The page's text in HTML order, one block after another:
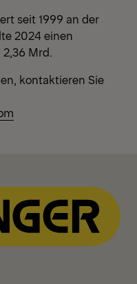
seit 1999 an der
2024 einen
2,36 Mrd.
kontaktieren Sie